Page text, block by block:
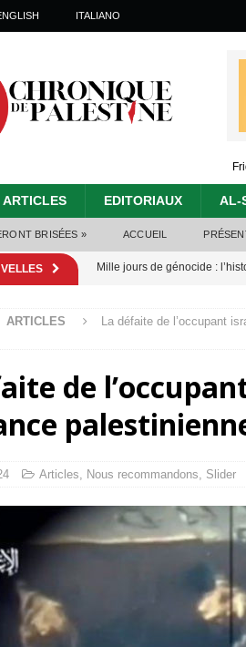
ITALIANO
ARTICLES EDITORIAUX AL-
BRISÉES » ACCUEIL
Mille jours de génocide :
Alors que Trump annonce
Les Israéliens se servent de
toxiques[ 3 août 2026 ]
ARTICLES
La défaite de l’occupant
de
Articles, Nous recommandons, Slider